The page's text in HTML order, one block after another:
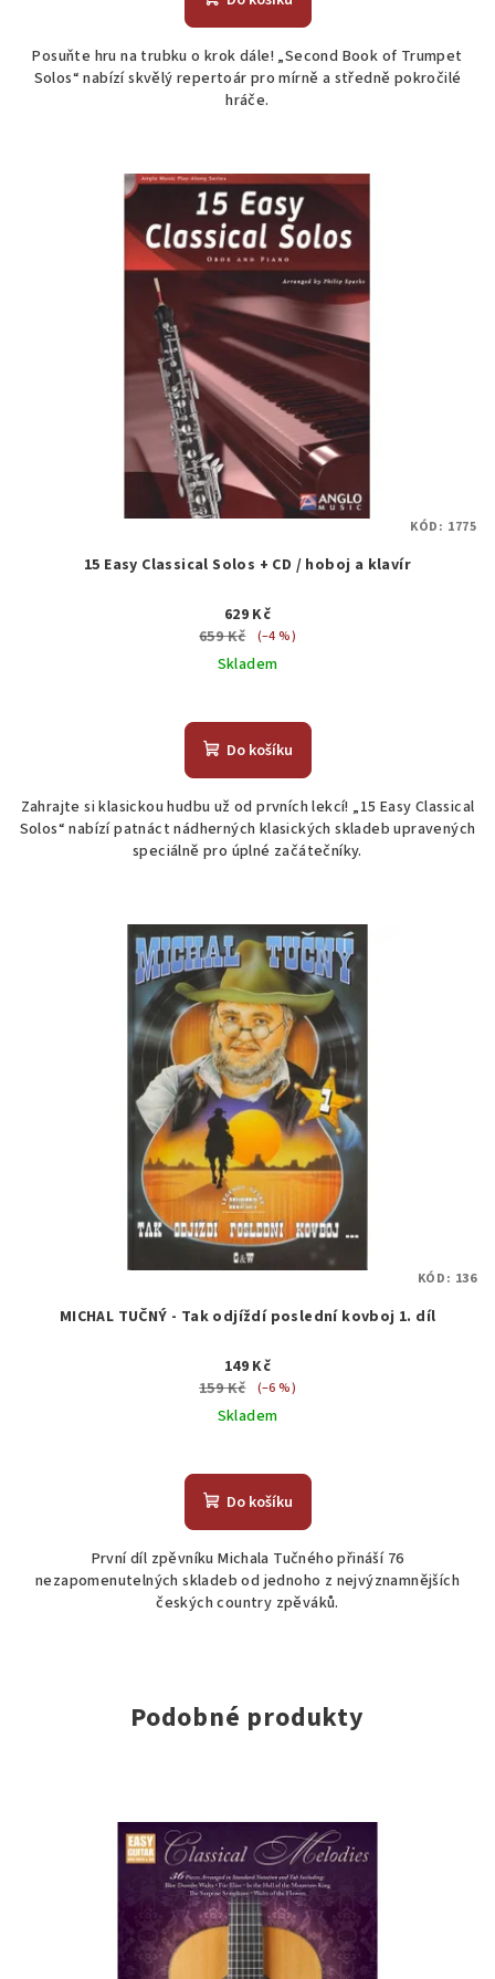
Posuňte hru na trubku o krok dále! „Second Book of Trumpet
Solos“ nabízí skvělý repertoár pro mírně a středně pokročilé
hráče.
15 Easy Classical Solos + CD / hoboj a klavír
629 Kč
659 Kč
(–4 %)
Skladem
Do košíku
Zahrajte si klasickou hudbu už od prvních lekcí! „15 Easy Classical
Solos“ nabízí patnáct nádherných klasických skladeb upravených
speciálně pro úplné začátečníky.
KÓD: 1775
MICHAL TUČNÝ - Tak odjíždí poslední kovboj 1. díl
149 Kč
159 Kč
(–6 %)
Skladem
hodnocení
produktu
z
5
hvězdiček.
Do košíku
První díl zpěvníku Michala Tučného přináší 76
nezapomenutelných skladeb od jednoho z nejvýznamnějších
českých country zpěváků.
KÓD: 136
Podobné produkty